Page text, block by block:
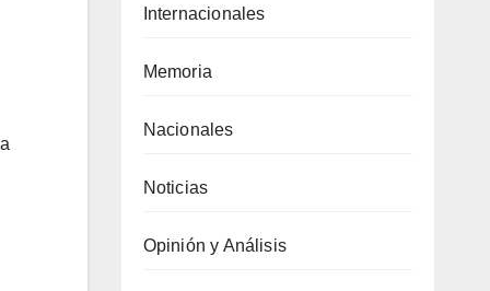
Internacionales
Memoria
Nacionales
Noticias
Opinión y Análisis